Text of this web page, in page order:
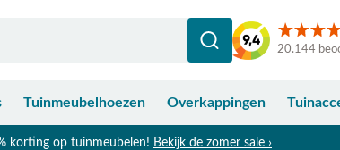
20.144
Tuinmeubelhoezen Overkappingen
korting op tuinmeubelen! Bekijk de zomer sale ›